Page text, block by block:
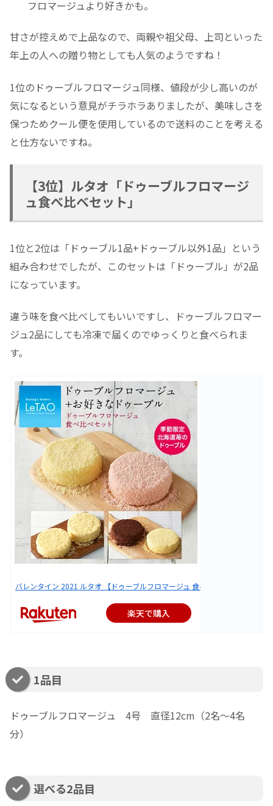
フロマージュより好きかも。
甘さが控えめで上品なので、両親や祖父母、上司といった
年上の人への贈り物としても人気のようですね！
1位のドゥーブルフロマージュ同様、値段が少し高いのが
気になるという意見がチラホラありましたが、美味しさを
保つためクール便を使用しているので送料のことを考える
と仕方ないですね。
【3位】ルタオ「ドゥーブルフロマージ
ュ食べ比べセット」
1位と2位は「ドゥーブル1品+ドゥーブル以外1品」という
組み合わせでしたが、このセットは「ドゥーブル」が2品
になっています。
違う味を食べ比べしてもいいですし、ドゥーブルフロマー
ジュ2品にしても冷凍で届くのでゆっくりと食べられま
す。
バレンタイン 2021 ルタオ 【ドゥーブルフロマージュ 食べ比べセット】4号
楽天で購入
1品目
ドゥーブルフロマージュ 4号 直径12cm（2名～4名
分）
選べる2品目